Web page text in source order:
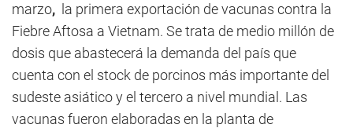
marzo,
la primera exportación de vacunas contra la
Fiebre Aftosa a Vietnam. Se trata de medio millón de
dosis que abastecerá la demanda del país que
cuenta con el stock de porcinos más importante del
sudeste asiático y el tercero a nivel mundial. Las
vacunas fueron elaboradas en la planta de